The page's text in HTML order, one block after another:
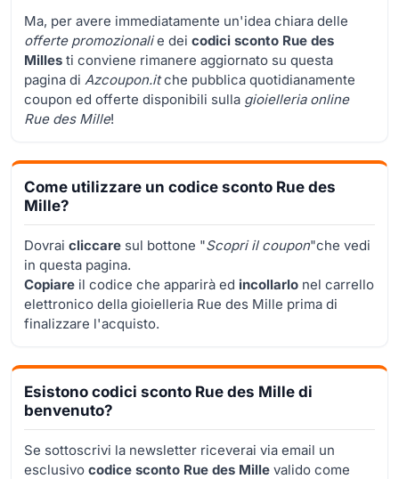
Ma, per avere immediatamente un'idea chiara delle
offerte promozionalie dei codici sconto Rue des
Milles ti conviene rimanere aggiornato su questa
pagina di Azcoupon.itche pubblica quotidianamente
coupon ed offerte disponibili sulla gioielleria online
Rue des Mille!
Come utilizzare un codice sconto Rue des
Mille?
Dovrai cliccare sul bottone "Scopri il coupon"che vedi
in questa pagina.
Copiare il codice che apparirà ed incollarlo nel carrello
elettronico della gioielleria Rue des Mille prima di
finalizzare l'acquisto.
Esistono codici sconto Rue des Mille di
benvenuto?
Se sottoscrivi la newsletter riceverai via email un
esclusivo codice sconto Rue des Mille valido come